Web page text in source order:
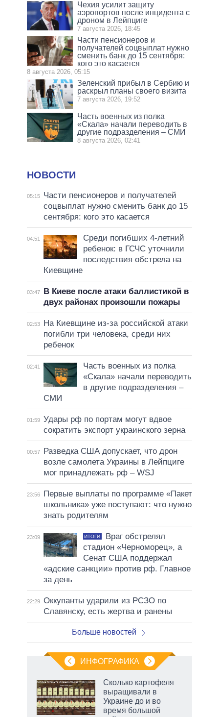
Чехия усилит защиту
аэропортов после инцидента с
дроном в Лейпциге
7 августа 2026, 18:45
Части пенсионеров и
получателей соцвыплат нужно
сменить банк до 15 сентября:
кого это касается
8 августа 2026, 05:15
Зеленский прибыл в Сербию и
раскрыл планы своего визита
7 августа 2026, 19:52
Часть военных из полка
«Скала» начали переводить в
другие подразделения – СМИ
8 августа 2026, 02:41
НОВОСТИ
05:15
Части пенсионеров и получателей
соцвыплат нужно сменить банк до 15
сентября: кого это касается
04:51
Среди погибших 4-летний
ребенок: в ГСЧС уточнили
последствия обстрела на
Киевщине
03:47
В Киеве после атаки баллистикой в
двух районах произошли пожары
02:53
На Киевщине из-за российской атаки
погибли три человека, среди них
ребенок
02:41
Часть военных из полка
«Скала» начали переводить
в другие подразделения –
СМИ
01:59 Удары рф по портам могут вдвое
сократить экспорт украинского зерна
00:57
Разведка США допускает, что дрон
возле самолета Украины в Лейпциге
мог принадлежать рф – WSJ
23:56
Первые выплаты по программе «Пакет
школьника» уже поступают: что нужно
знать родителям
23:09 ИТОГИ
Враг обстрелял
стадион «Черноморец», а
Сенат США поддержал
«адские санкции» против рф. Главное
за день
22:29 Оккупанты ударили из РСЗО по
Славянску, есть жертва и ранены
Больше новостей
ИНФОГРАФИКА
Сколько картофеля
выращивали в
Украине до и во
время большой